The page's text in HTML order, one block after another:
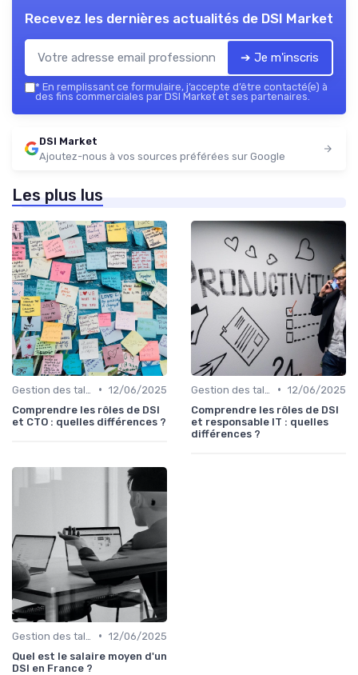
Recevez les dernières actualités de DSI Market
➔ Je m'inscris
* En remplissant ce formulaire, j’accepte d’être contacté(e) à
des fins commerciales par DSI Market et ses partenaires.
DSI Market
Ajoutez-nous à vos sources préférées sur Google
Les plus lus
• 12/06/2025
Comprendre les rôles de DSI
et CTO : quelles différences ?
• 12/06/2025
Comprendre les rôles de DSI
et responsable IT : quelles
différences ?
• 12/06/2025
Quel est le salaire moyen d'un
DSI en France ?